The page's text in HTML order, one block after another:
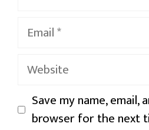
Email
Website
Save my name, email,
browser for the next